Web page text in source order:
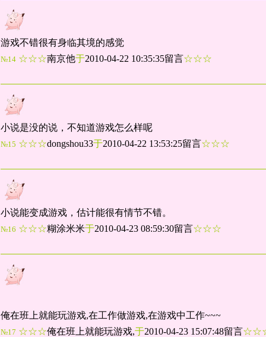
游戏不错很有身临其境的感觉
№14 ☆☆☆南京他于2010-04-22 10:35:35留言☆☆☆
小说是没的说，不知道游戏怎么样呢
№15 ☆☆☆dongshou33于2010-04-22 13:53:25留言☆☆☆
小说能变成游戏，估计能很有情节不错。
№16 ☆☆☆糊涂米米于2010-04-23 08:59:30留言☆☆☆
俺在班上就能玩游戏,在工作做游戏,在游戏中工作~~~
№17 ☆☆☆俺在班上就能玩游戏,于2010-04-23 15:07:48留言